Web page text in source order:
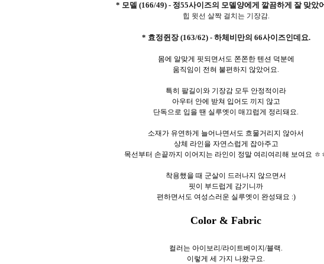
* 모델 (166/49) - 정55사이즈의 모델양에게 깔끔하게 잘 맞았
힙 윗선 살짝 걸치는 기장감.
* 효정쥔장 (163/62) - 하체비만의 66사이즈인데요.
몸에 알맞게 핏되면서도 쫀쫀한 텐션 덕분에
움직임이 전혀 불편하지 않았어요.
특히 팔길이와 기장감 모두 안정적이라
아우터 안에 받쳐 입어도 끼지 않고
단독으로 입을 땐 실루엣이 매끄럽게 정리돼요.
소재가 유연하게 늘어나면서도 흐물거리지 않아서
상체 라인을 자연스럽게 잡아주고
목선부터 손끝까지 이어지는 라인이 정말 여리여리해 보여요 ㅎ
착용했을 때 군살이 드러나지 않으면서
핏이 부드럽게 감기니까
편하면서도 여성스러운 실루엣이 완성돼요 :)
Color & Fabric
컬러는 아이보리/라이트베이지/블랙.
이렇게 세 가지 나왔구요.